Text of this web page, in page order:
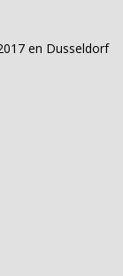
en Dusseldorf